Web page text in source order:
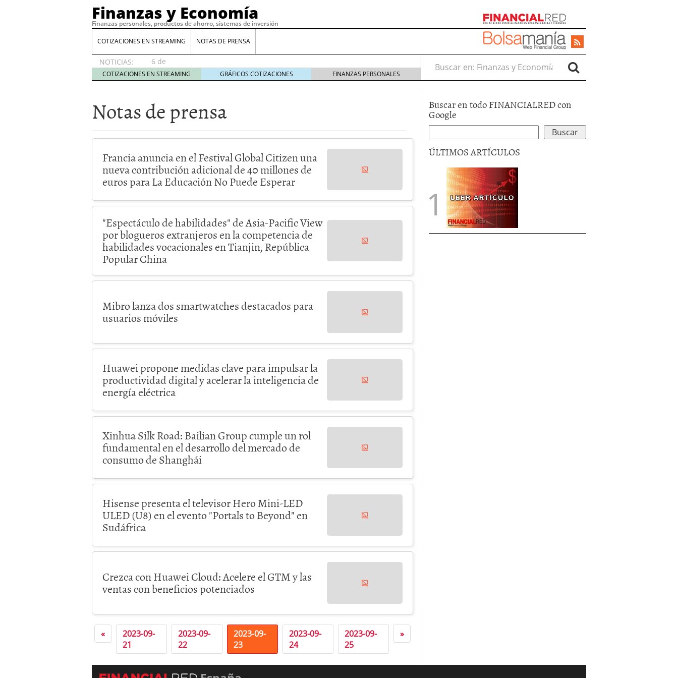
Finanzas y Economía
Finanzas personales, productos de ahorro, sistemas de inversión
COTIZACIONES EN STREAMING NOTAS DE PRENSA
NOTICIAS:
6 de
agosto
de 2026
COTIZACIONES EN STREAMING GRÁFICOS COTIZACIONES FINANZAS PERSONALES
Buscar en:
Notas de prensa
Francia anuncia en el Festival Global Citizen una
nueva contribución adicional de 40 millones de
euros para La Educación No Puede Esperar
"Espectáculo de habilidades" de Asia-Pacific View
por blogueros extranjeros en la competencia de
habilidades vocacionales en Tianjin, República
Popular China
Mibro lanza dos smartwatches destacados para
usuarios móviles
Huawei propone medidas clave para impulsar la
productividad digital y acelerar la inteligencia de
energía eléctrica
Xinhua Silk Road: Bailian Group cumple un rol
fundamental en el desarrollo del mercado de
consumo de Shanghái
Hisense presenta el televisor Hero Mini-LED
ULED (U8) en el evento "Portals to Beyond" en
Sudáfrica
Crezca con Huawei Cloud: Acelere el GTM y las
ventas con beneficios potenciados
«
2023-09-
21
2023-09-
22
2023-09-
23
2023-09-
24
2023-09-
25
»
Buscar en todo FINANCIALRED con
Google
ÚLTIMOS ARTÍCULOS